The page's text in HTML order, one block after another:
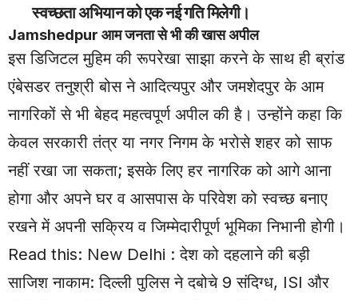
स्वच्छता अभियान को एक नई गति मिलेगी।
Jamshedpur आम जनता से भी की खास अपील
इस डिजिटल मुहिम की रूपरेखा साझा करने के साथ ही ब्रांड
एंबेसडर तनुश्री बोस ने आदित्यपुर और जमशेदपुर के आम
नागरिकों से भी बेहद महत्वपूर्ण अपील की है। उन्होंने कहा कि
केवल सरकारी तंत्र या नगर निगम के भरोसे शहर को साफ
नहीं रखा जा सकता; इसके लिए हर नागरिक को आगे आना
होगा और अपने घर व आसपास के परिवेश को स्वच्छ बनाए
रखने में अपनी सक्रिय व जिम्मेदारीपूर्ण भूमिका निभानी होगी।
Read this: New Delhi : देश को दहलाने की बड़ी
साजिश नाकाम: दिल्ली पुलिस ने दबोचे 9 संदिग्ध, ISI और